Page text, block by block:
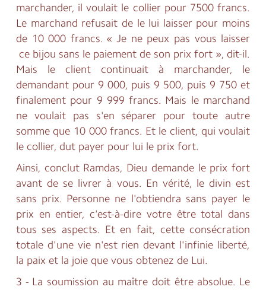
marchander, il voulait le collier pour 7500 francs.
Le marchand refusait de le lui laisser pour moins
de 10 000 francs. « Je ne peux pas vous laisser
ce bijou sans le paiement de son prix fort », dit-il.
Mais le client continuait à marchander, le
demandant pour 9 000, puis 9 500, puis 9 750 et
finalement pour 9 999 francs. Mais le marchand
ne voulait pas s'en séparer pour toute autre
somme que 10 000 francs. Et le client, qui voulait
le collier, dut payer pour lui le prix fort.
Ainsi, conclut Ramdas, Dieu demande le prix fort
avant de se livrer à vous. En vérité, le divin est
sans prix. Personne ne l'obtiendra sans payer le
prix en entier, c'est-à-dire votre être total dans
tous ses aspects. Et en fait, cette consécration
totale d'une vie n'est rien devant l'infinie liberté,
la paix et la joie que vous obtenez de Lui.
3 - La soumission au maître doit être absolue. Le